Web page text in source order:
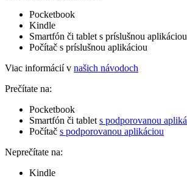
Pocketbook
Kindle
Smartfón či tablet s príslušnou aplikáciou
Počítač s príslušnou aplikáciou
Viac informácií v našich návodoch
Prečítate na:
Pocketbook
Smartfón či tablet s podporovanou
Počítač s podporovanou aplikáciou
Neprečítate na:
Kindle